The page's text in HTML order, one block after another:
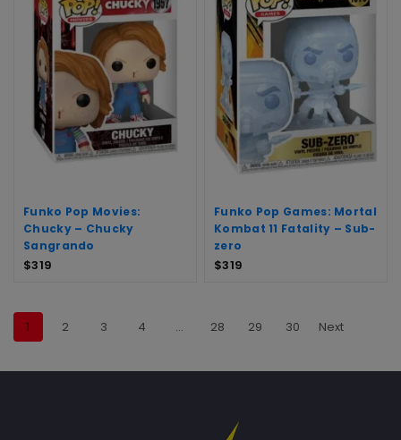
Funko Pop Movies:
Chucky – Chucky
Sangrando
$319
Funko Pop Games: Mortal
Kombat 11 Fatality – Sub-
zero
$319
1 2 3 4 … 28 29 30 Next